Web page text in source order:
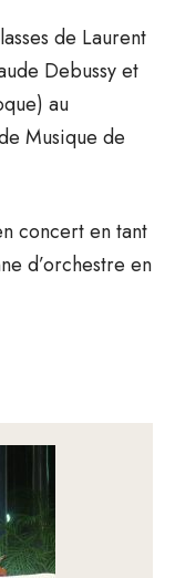
de Laurent
Debussy et
au
Musique de
concert en tant
d’orchestre en